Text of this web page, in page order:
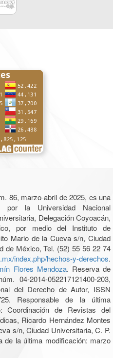
86, marzo-abril de 2025, es una
por la Universidad Nacional
Delegación Coyoacán,
por medio del Instituto de
Mario de la Cueva s/n, Ciudad
de México, Tel. (52) 55 56 22 74
index.php/hechos-y-derechos.
Flores Mendoza. Reserva de
04-2014-052217121400-203,
del Derecho de Autor, ISSN
Responsable de la última
Coordinación de Revistas del
Ricardo Hernández Montes
s/n, Ciudad Universitaria, C. P.
de la última modificación: marzo